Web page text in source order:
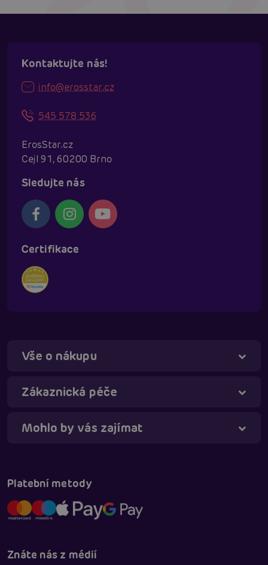
Kontaktujte nás!
info@erosstar.cz
545 578 536
ErosStar.cz
Cejl 91, 60200 Brno
Sledujte nás
Certifikace
Vše o nákupu
Zákaznická péče
Mohlo by vás zajímat
Platební metody
Znáte nás z médií
Táňa - virtuální asistentka